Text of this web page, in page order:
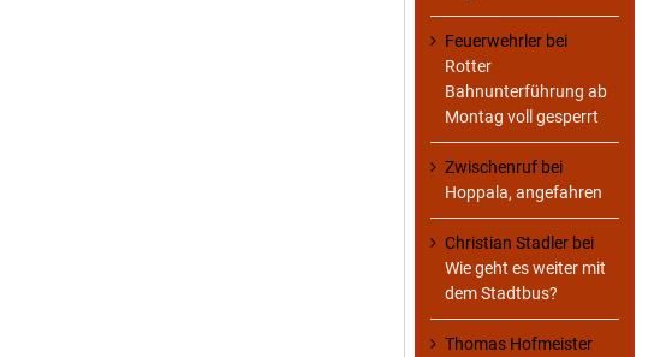
Feuerwehrler bei
Rotter
Bahnunterführung ab
Montag voll gesperrt
Zwischenruf bei
Hoppala, angefahren
Christian Stadler bei
Wie geht es weiter mit
dem Stadtbus?
Thomas Hofmeister